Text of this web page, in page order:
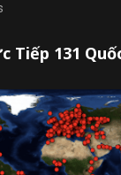
Tiếp 131